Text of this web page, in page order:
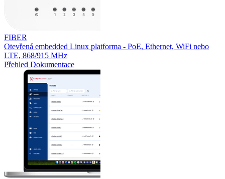
FIBER
Otevřená embedded Linux platforma - PoE, Ethernet, WiFi nebo
LTE, 868/915 MHz
Přehled Dokumentace